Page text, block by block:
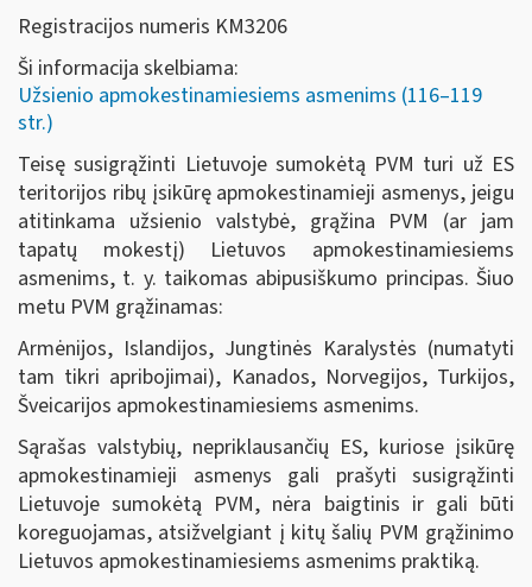
Registracijos numeris KM3206
Ši informacija skelbiama:
Užsienio apmokestinamiesiems asmenims (116–119
str.)
Teisę susigrąžinti Lietuvoje sumokėtą PVM turi už ES
teritorijos ribų įsikūrę apmokestinamieji asmenys, jeigu
atitinkama užsienio valstybė, grąžina PVM (ar jam
tapatų mokestį) Lietuvos apmokestinamiesiems
asmenims, t. y. taikomas abipusiškumo principas. Šiuo
metu PVM grąžinamas:
Armėnijos, Islandijos, Jungtinės Karalystės (numatyti
tam tikri apribojimai), Kanados, Norvegijos, Turkijos,
Šveicarijos apmokestinamiesiems asmenims.
Sąrašas valstybių, nepriklausančių ES, kuriose įsikūrę
apmokestinamieji asmenys gali prašyti susigrąžinti
Lietuvoje sumokėtą PVM, nėra baigtinis ir gali būti
koreguojamas, atsižvelgiant į kitų šalių PVM grąžinimo
Lietuvos apmokestinamiesiems asmenims praktiką.